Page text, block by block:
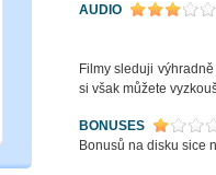
AUDIO
Filmy sleduji
si však můžete
BONUSES
Bonusů na disku sice